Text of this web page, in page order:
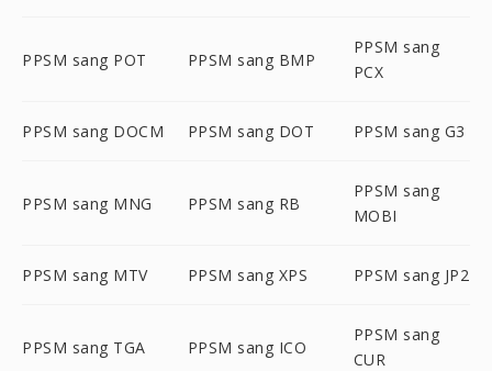
PPSM sang POT PPSM sang BMP
PPSM sang
PCX
PPSM sang DOCM PPSM sang DOT PPSM sang G3
PPSM sang MNG PPSM sang RB
PPSM sang
MOBI
PPSM sang MTV PPSM sang XPS PPSM sang JP2
PPSM sang TGA PPSM sang ICO
PPSM sang
CUR